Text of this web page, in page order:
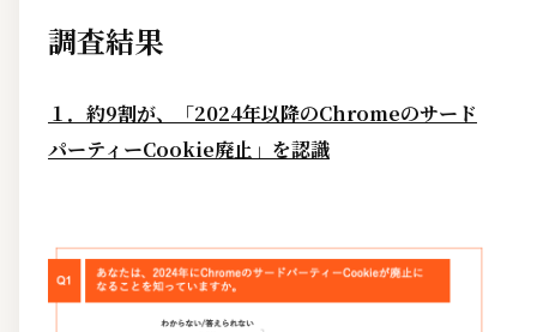
調査結果
１．約9割が、「2024年以降のChromeのサード
パーティーCookie廃止」を認識